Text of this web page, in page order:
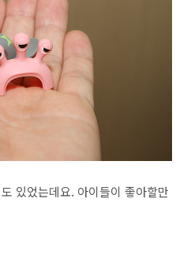
있었는데요. 아이들이 좋아할만